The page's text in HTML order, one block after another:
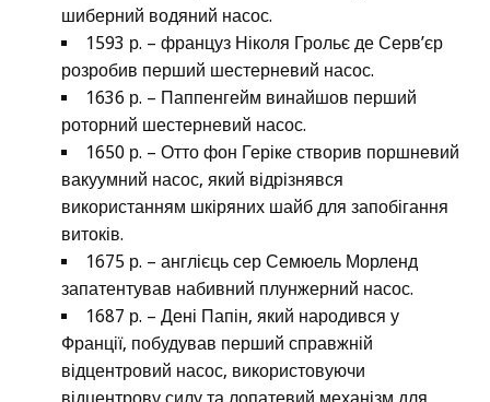
шиберний водяний насос.
1593 р. – француз Ніколя Грольє де Серв’єр
розробив перший шестерневий насос.
1636 р. – Паппенгейм винайшов перший
роторний шестерневий насос.
1650 р. – Отто фон Геріке створив поршневий
вакуумний насос, який відрізнявся
використанням шкіряних шайб для запобігання
витоків.
1675 р. – англієць сер Семюель Морленд
запатентував набивний плунжерний насос.
1687 р. – Дені Папін, який народився у
Франції, побудував перший справжній
відцентровий насос, використовуючи